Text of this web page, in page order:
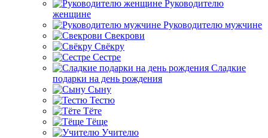
Руководителю
женщине
Руководителю мужчине
Свекрови
Свёкру
Сестре
Сладкие
подарки на день рождения
Сыну
Тестю
Тёте
Тёще
Учителю